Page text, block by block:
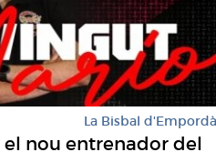
La Bisbal d'Empordà
el nou entrenador del